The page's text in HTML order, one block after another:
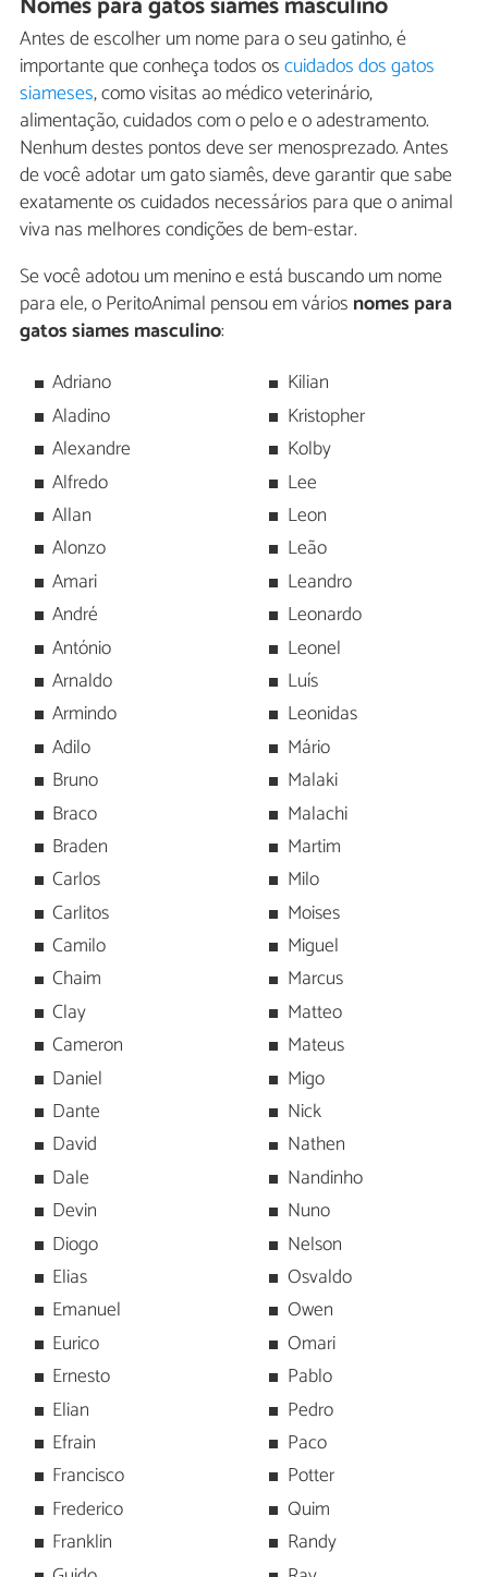
Antes de escolher um nome para o seu gatinho, é
importante que conheça todos oscuidados dos gatos
siameses, como visitas ao médico veterinário,
alimentação, cuidados com o pelo e o adestramento.
Nenhum destes pontos deve ser menosprezado. Antes
de você adotar um gato siamês, deve garantir que sabe
exatamente os cuidados necessários para que o animal
viva nas melhores condições de bem-estar.
Se você adotou um menino e está buscando um nome
para ele, o PeritoAnimal pensou em vários nomes para
gatos siames masculino:
Adriano
Aladino
Alexandre
Alfredo
Allan
Alonzo
Amari
André
António
Arnaldo
Armindo
Adilo
Bruno
Braco
Braden
Carlos
Carlitos
Camilo
Chaim
Clay
Cameron
Daniel
Dante
David
Dale
Devin
Diogo
Elias
Emanuel
Eurico
Ernesto
Elian
Efrain
Francisco
Frederico
Franklin
Kilian
Kristopher
Kolby
Lee
Leon
Leão
Leandro
Leonardo
Leonel
Luís
Leonidas
Mário
Malaki
Malachi
Martim
Milo
Moises
Miguel
Marcus
Matteo
Mateus
Migo
Nick
Nathen
Nandinho
Nuno
Nelson
Osvaldo
Owen
Omari
Pablo
Pedro
Paco
Potter
Quim
Randy